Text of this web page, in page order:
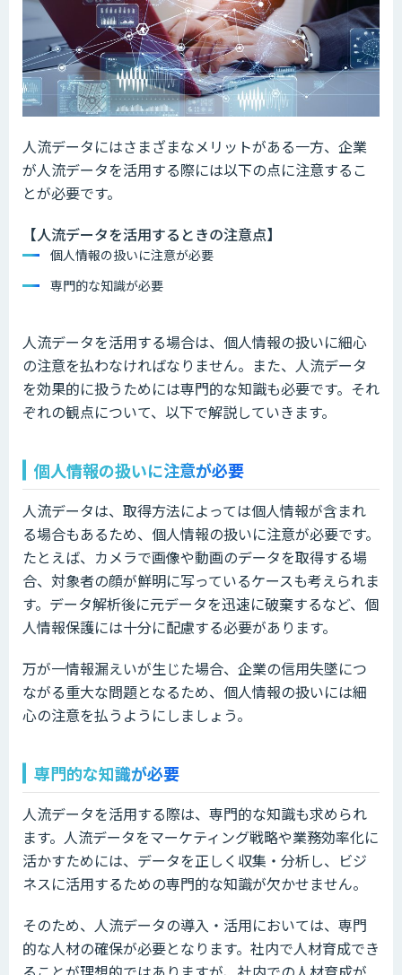
人流データにはさまざまなメリットがある一方、企業
が人流データを活用する際には以下の点に注意するこ
とが必要です。
【人流データを活用するときの注意点】
個人情報の扱いに注意が必要
専門的な知識が必要
人流データを活用する場合は、個人情報の扱いに細心
の注意を払わなければなりません。また、人流データ
を効果的に扱うためには専門的な知識も必要です。それ
ぞれの観点について、以下で解説していきます。
個人情報の扱いに注意が必要
人流データは、取得方法によっては個人情報が含まれ
る場合もあるため、個人情報の扱いに注意が必要です。
たとえば、カメラで画像や動画のデータを取得する場
合、対象者の顔が鮮明に写っているケースも考えられま
す。データ解析後に元データを迅速に破棄するなど、個
人情報保護には十分に配慮する必要があります。
万が一情報漏えいが生じた場合、企業の信用失墜につ
ながる重大な問題となるため、個人情報の扱いには細
心の注意を払うようにしましょう。
専門的な知識が必要
人流データを活用する際は、専門的な知識も求められ
ます。人流データをマーケティング戦略や業務効率化に
活かすためには、データを正しく収集・分析し、ビジ
ネスに活用するための専門的な知識が欠かせません。
そのため、人流データの導入・活用においては、専門
的な人材の確保が必要となります。社内で人材育成でき